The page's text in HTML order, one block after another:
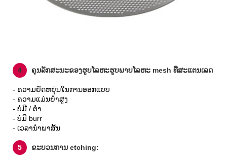
4 ຄຸນລັກສະນະຂອງຮູບໂລຫະຮູບພາບໂລຫະ mesh ທີ່ສະແຕນເລດ
- ຄວາມຍືດຫຍຸ່ນໃນການອອກແບບ
- ຄວາມແມ່ນຍໍາສູງ
- ບໍ່ມີ / ຕ່ໍາ
- ບໍ່ມີ burr
- ເວລານໍາພາສັ້ນ
5 ຂະບວນການ etching: